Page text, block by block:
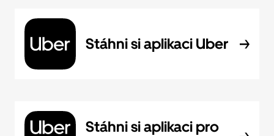
Stáhni si aplikaci Uber
Stáhni si aplikaci pro